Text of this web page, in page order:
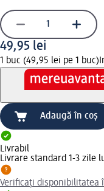
49,95 lei
1 buc (49,95 lei pe 1 buc)
Adaugă în coș
Livrabil
Livrare standard 1-3 zile
Verificați disponibilitatea